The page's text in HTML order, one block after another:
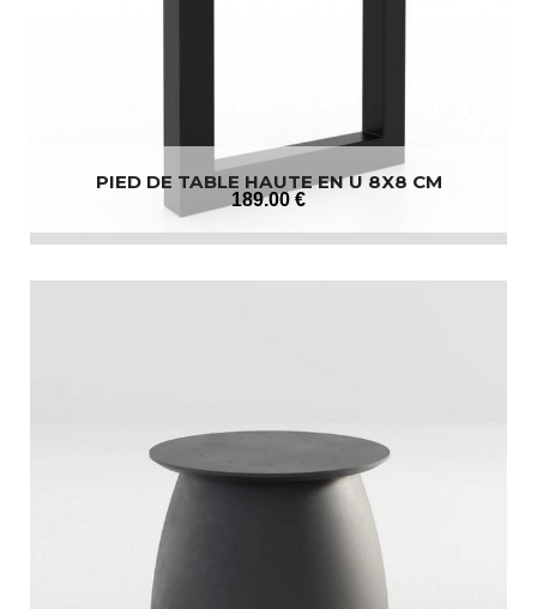
PIED DE TABLE HAUTE EN U 8X8 CM
189.00 €